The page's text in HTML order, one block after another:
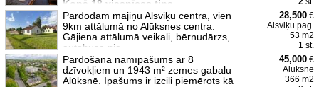
Kopā 18 viesnīcas tipa
Pārdodam mājiņu Alsviķu centrā, vien
9km attālumā no Alūksnes centra.
Gājiena attālumā veikali, bērnudārzs,
autobusa pie
28,500 €
Alsviķu pag.
53 m2
1 st.
Pārdošanā namīpašums ar 8
dzīvokļiem un 1943 m² zemes gabalu
Alūksnē. Īpašums ir izcili piemērots kā
45,000 €
Alūksne
366 m2